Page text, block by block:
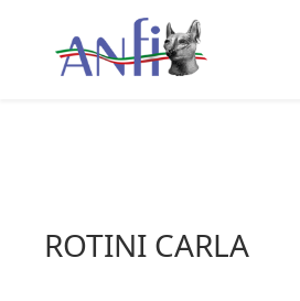
ROTINI CARLA